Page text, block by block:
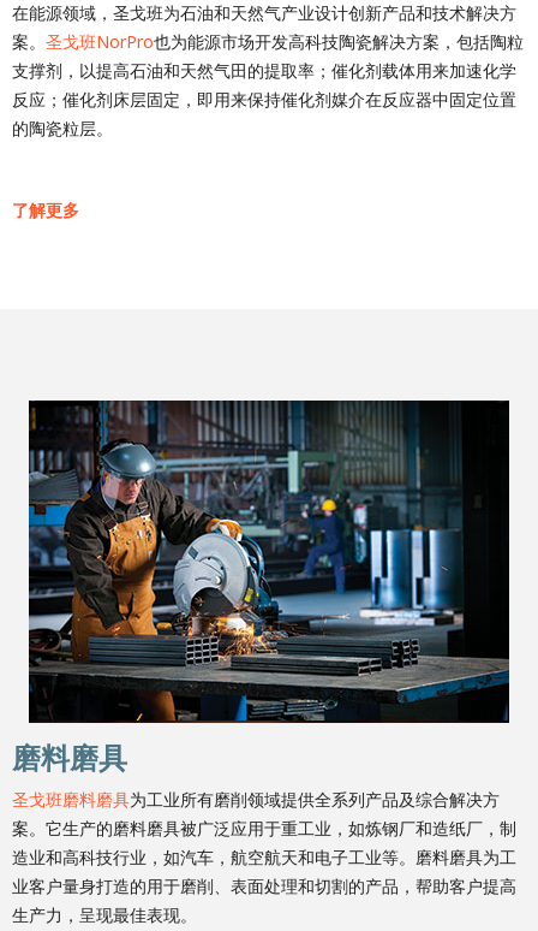
在能源领域，圣戈班为石油和天然气产业设计创新产品和技术解决方
案。 圣戈班NorPro也为能源市场开发高科技陶瓷解决方案，包括陶粒
支撑剂，以提高石油和天然气田的提取率；催化剂载体用来加速化学
反应；催化剂床层固定，即用来保持催化剂媒介在反应器中固定位置
的陶瓷粒层。
了解更多
磨料磨具
圣戈班磨料磨具为工业所有磨削领域提供全系列产品及综合解决方
案。它生产的磨料磨具被广泛应用于重工业，如炼钢厂和造纸厂，制
造业和高科技行业，如汽车，航空航天和电子工业等。磨料磨具为工
业客户量身打造的用于磨削、表面处理和切割的产品，帮助客户提高
生产力，呈现最佳表现。